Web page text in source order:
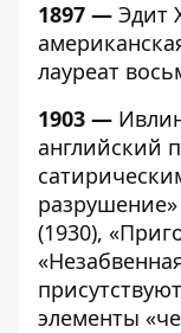
1897 — Эдит
лауреат
1903 —
английский
(1930),
элементы